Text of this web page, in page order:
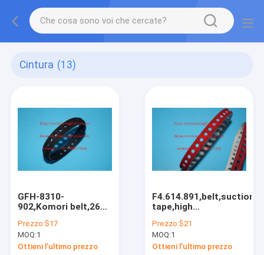
Cintura (13)
GFH-8310-
902,Komori belt,26
tape,GFH8310956,high
quality import part
Prezzo:$17
MOQ:1
Ottieni l'ultimo prezzo
F4.614.891,belt,suction
tape,high
Prezzo:$21
MOQ:1
Ottieni l'ultimo prezzo